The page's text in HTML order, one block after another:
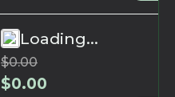
Loading...
$0.00
$0.00